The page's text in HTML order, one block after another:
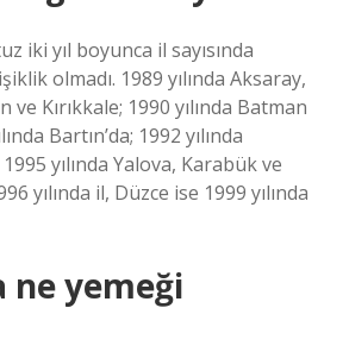
iki yıl boyunca il sayısında
olmadı. 1989 yılında Aksaray,
Kırıkkale; 1990 yılında Batman
Bartın’da; 1992 yılında
yılında Yalova, Karabük ve
yılında il, Düzce ise 1999 yılında
ne yemeği